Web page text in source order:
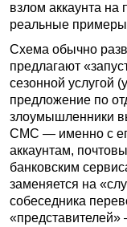
взлом аккаунта на
реальные
Схема обычно
предлагают
сезонной услугой
предложение по
злоумышленники
СМС — именно с
аккаунтам,
банковским
заменяется на
собеседника